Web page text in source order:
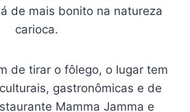
de mais bonito na natureza
carioca.
de tirar o fôlego, o lugar tem
gastronômicas e de
Mamma Jamma e